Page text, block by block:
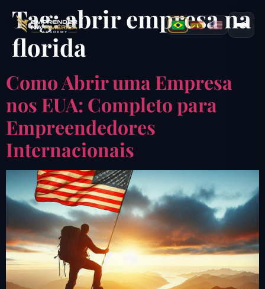
Tag:abrir empresa na
florida
Como Abrir uma Empresa
nos EUA: Completo para
Empreendedores
Internacionais